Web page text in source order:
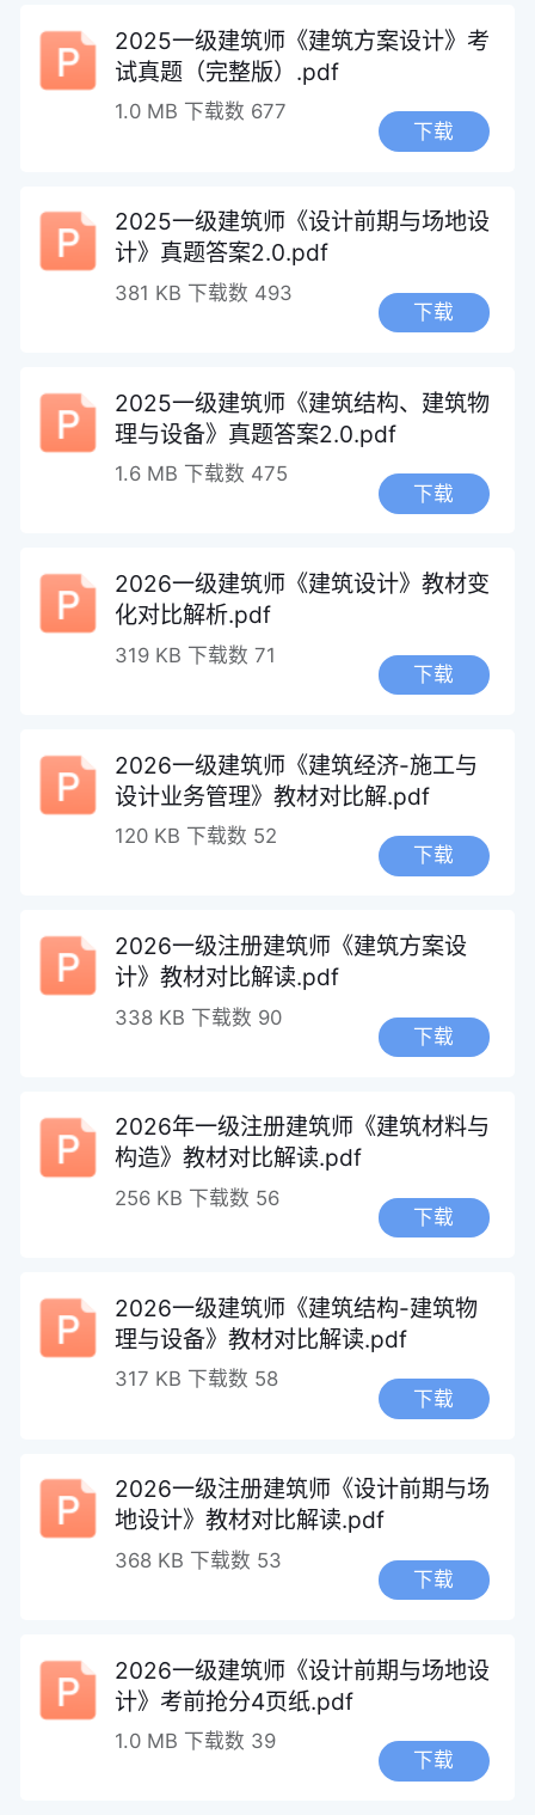
2025一级建筑师《建筑方案设计》考
试真题（完整版）.pdf
1.0 MB 下载数 677
下载
2025一级建筑师《设计前期与场地设
计》真题答案2.0.pdf
381 KB 下载数 493
下载
2025一级建筑师《建筑结构、建筑物
理与设备》真题答案2.0.pdf
1.6 MB 下载数 475
下载
2026一级建筑师《建筑设计》教材变
化对比解析.pdf
319 KB 下载数 71
下载
2026一级建筑师《建筑经济-施工与
设计业务管理》教材对比解.pdf
120 KB 下载数 52
下载
2026一级注册建筑师《建筑方案设
计》教材对比解读.pdf
338 KB 下载数 90
下载
2026年一级注册建筑师《建筑材料与
构造》教材对比解读.pdf
256 KB 下载数 56
下载
2026一级建筑师《建筑结构-建筑物
理与设备》教材对比解读.pdf
317 KB 下载数 58
下载
2026一级注册建筑师《设计前期与场
地设计》教材对比解读.pdf
368 KB 下载数 53
下载
2026一级建筑师《设计前期与场地设
计》考前抢分4页纸.pdf
1.0 MB 下载数 39
下载